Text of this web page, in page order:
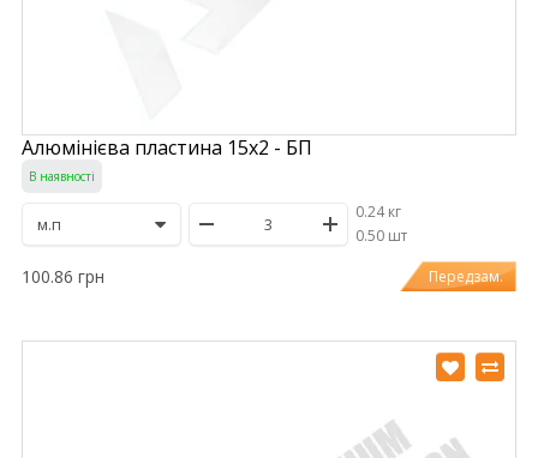
Алюмінієва пластина 15х2 - БП
В наявності
0.24 кг
/0.50 шт
100.86 грн Передзам.